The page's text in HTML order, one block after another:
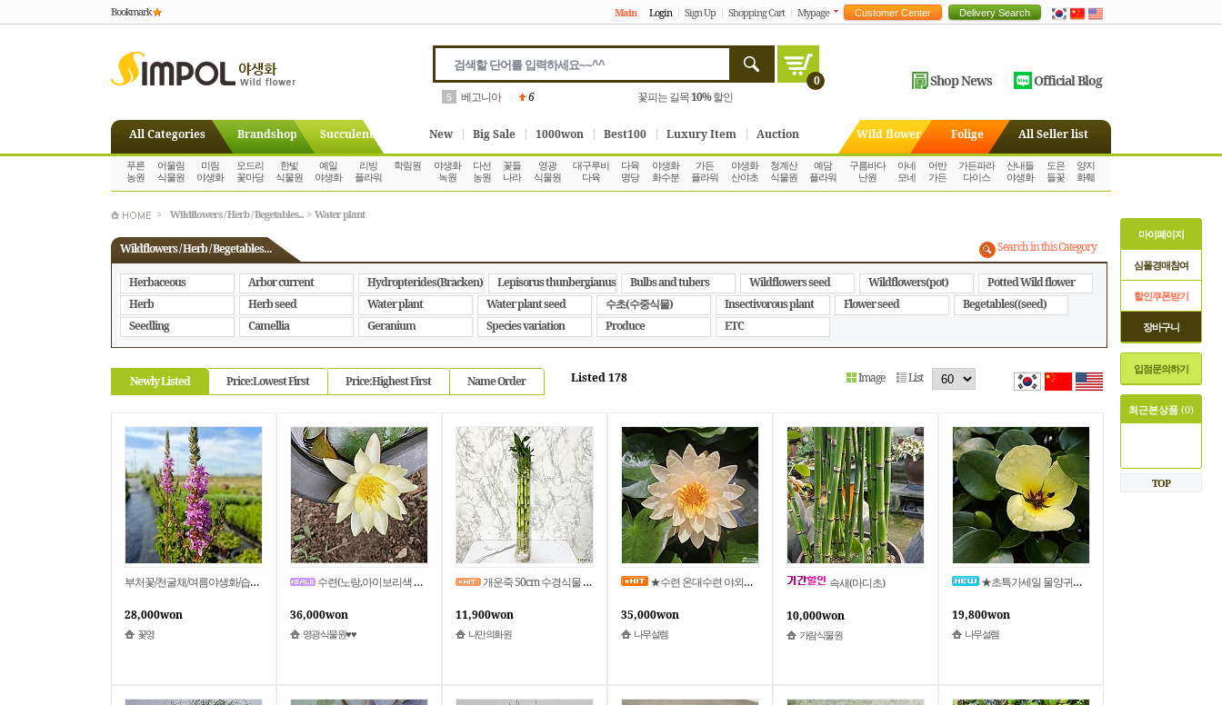
Bookmark Main Login Sign Up Shopping Cart Mypage
0
5 베고니아 6 꽃피는 길목10%할인
Shop News Official Blog
All Categories Brandshop Succulent New Big Sale 1000won Best100 Luxury Item Auction Wild flower Folige All Seller list
푸른
농원
어울림
식물원
미림
야생화
오드리
꽃마당
한빛
식물원
예일
야생화
리빙
플라워
학림원
야생화
녹원
다선
농원
꽃들
나라
영광
식물원
대구루비
다육
다육
명당
야생화
화수분
가든
플라워
야생화
산야초
청계산
식물원
예담
플라워
구름바다
난원
아네
모네
어반
가든
가든파라
다이스
산내들
야생화
도은
들꽃
양지
화훼
> Wildflowers / Herb / Begetables... > Water plant
Wildflowers / Herb / Begetables...
Herbaceous Arbor current Hydropterides(Bracken) Lepisorus thunbergianus Bulbs and tubers Wildflowers seed Wildflowers(pot)
Potted Wild flower
Herb
Herb seed Water plant Water plant seed 수초(수중식물) Insectivorous plant Flower seed
Begetables((seed)
Seedling
Camellia Geranium Species variation Produce ETC
Search in this Category
Newly Listed Price:Lowest First Price:Highest First Name Order Listed 178 Image List
부처꽃/천굴채/여름야생화/습지.수변식물/연못조경/중품3개셋트/꽃영
28,000won
꽃영
수련(노랑,아이보리색 수련) 6-8
36,000won
영광식물원♥♥
개운죽 50cm 수경식물 개운죽키우기 수경재배 수생
11,900won
나만의화원
★수련 온대수련 야외월동 연꽃 물에서피는꽃 수생식물
35,000won
나무설렘
속새(마디초)
10,000won
가람식물원
★초특가세일 물양귀비 수생식물 수경식물 (인기 공기정화식물) 천연가습기
19,800won
나무설렘
마이페이지
심폴경매참여
할인쿠폰받기
장바구니
입점문의하기
최근본상품 (0)
TOP